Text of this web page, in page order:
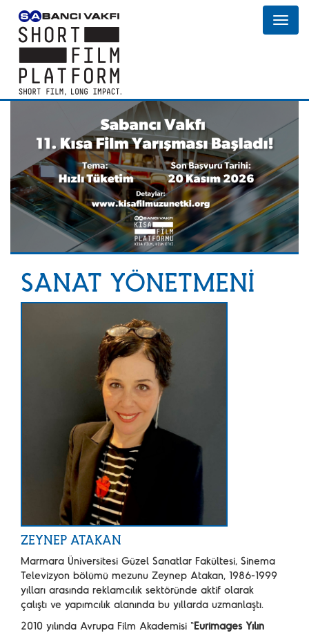
SANAT YÖNETMENİ
ZEYNEP ATAKAN
Marmara Üniversitesi Güzel Sanatlar Fakültesi, Sinema
Televizyon bölümü mezunu Zeynep Atakan, 1986-1999
yılları arasında reklamcılık sektöründe aktif olarak
çalıştı ve yapımcılık alanında bu yıllarda uzmanlaştı.
2010 yılında Avrupa Film Akademisi “Eurimages Yılın